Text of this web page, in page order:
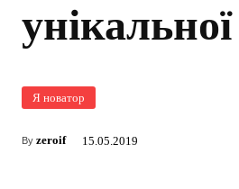
унікальної
Я новатор
By zeroif 15.05.2019